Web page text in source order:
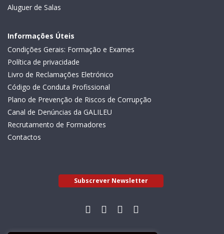
Aluguer de Salas
Informações Úteis
Condições Gerais: Formação e Exames
Política de privacidade
Livro de Reclamações Eletrónico
Código de Conduta Profissional
Plano de Prevenção de Riscos de Corrupção
Canal de Denúncias da GALILEU
Recrutamento de Formadores
Contactos
Subscrever Newsletter